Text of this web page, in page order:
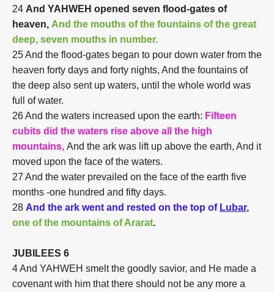
24 And YAHWEH opened seven flood-gates of
heaven, And the mouths of the fountains of the great
deep, seven mouths in number.
25 And the flood-gates began to pour down water from the
heaven forty days and forty nights, And the fountains of
the deep also sent up waters, until the whole world was
full of water.
26 And the waters increased upon the earth: Fifteen
cubits did the waters rise above all the high
mountains, And the ark was lift up above the earth, And it
moved upon the face of the waters.
27 And the water prevailed on the face of the earth five
months -one hundred and fifty days.
28 And the ark went and rested on the top of Lubar,
one of the mountains of Ararat.
JUBILEES 6
4 And YAHWEH smelt the goodly savior, and He made a
covenant with him that there should not be any more a